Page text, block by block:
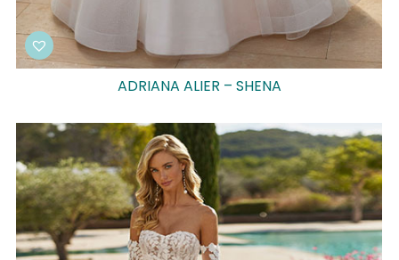
ADRIANA ALIER – SHENA